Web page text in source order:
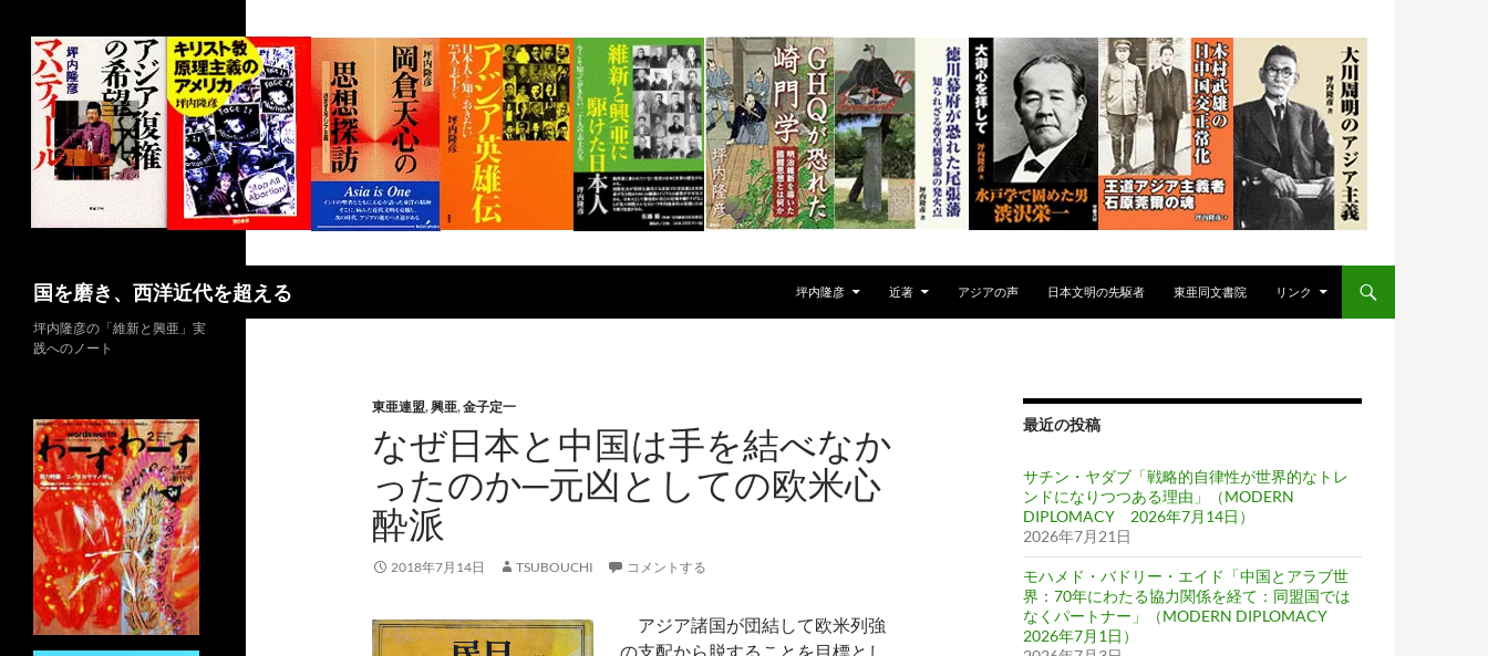
国を磨き、西洋近代を超える 坪内隆彦 近著 アジアの声 日本文明の先駆者 東亜同文書院 リンク
東亜連盟,興亜,金子定一
なぜ日本と中国は手を結べなか
ったのか─元凶としての欧米心
酔派
2018年7月14日 TSUBOUCHI コメントする
アジア諸国が団結して欧米列強
の支配から脱することを目標とし
最近の投稿
サチン・ヤダブ「戦略的自律性が世界的なトレ
ンドになりつつある理由」（MODERN
DIPLOMACY 2026年7月14日）
2026年7月21日
モハメド・バドリー・エイド「中国とアラブ世
界：70年にわたる協力関係を経て：同盟国では
なくパートナー」（MODERN DIPLOMACY
2026年7月1日）
坪内隆彦の「維新と興亜」実
践へのノート